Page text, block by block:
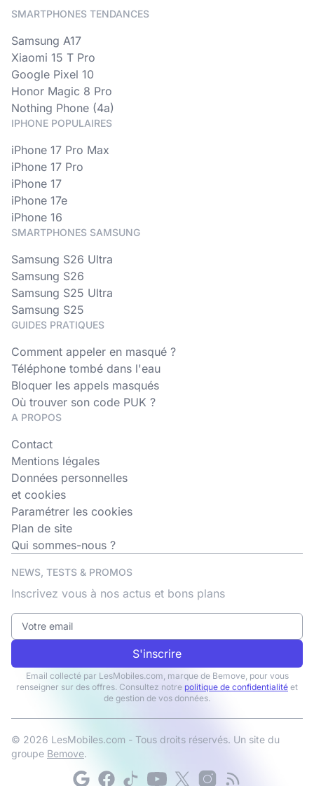
SMARTPHONES TENDANCES
Samsung A17
Xiaomi 15 T Pro
Google Pixel 10
Honor Magic 8 Pro
Nothing Phone (4a)
IPHONE POPULAIRES
iPhone 17 Pro Max
iPhone 17 Pro
iPhone 17
iPhone 17e
iPhone 16
SMARTPHONES SAMSUNG
Samsung S26 Ultra
Samsung S26
Samsung S25 Ultra
Samsung S25
GUIDES PRATIQUES
Comment appeler en masqué ?
Téléphone tombé dans l'eau
Bloquer les appels masqués
Où trouver son code PUK ?
A PROPOS
Contact
Mentions légales
Données personnelles
et cookies
Paramétrer les cookies
Plan de site
Qui sommes-nous ?
NEWS, TESTS & PROMOS
Inscrivez vous à nos actus et bons plans
S'inscrire
Email collecté par LesMobiles.com, marque de Bemove, pour vous
renseigner sur des offres. Consultez notre politique de confidentialité et
de gestion de vos données.
© 2026 LesMobiles.com - Tous droits réservés. Un site du
groupe Bemove.